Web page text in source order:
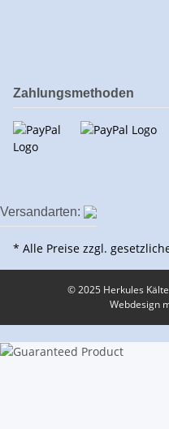
Zahlungsmethoden
Versandarten:
* Alle Preise zzgl.
© 2025 Herkules
Webdesign